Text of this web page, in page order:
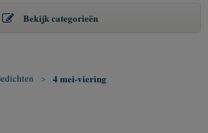
Bekijk categorieën
> 4 mei-viering